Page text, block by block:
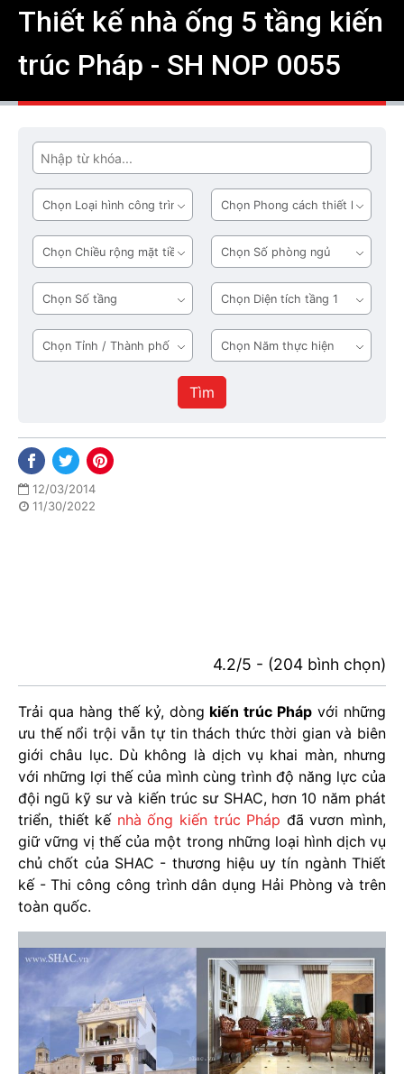
Thiết kế nhà ống 5 tầng kiến
trúc Pháp - SH NOP 0055
Tìm
Loại
hình
công
trình
Phong
cách
thiết
kế
Chiều
rộng
mặt
tiền
Số
phòng
ngủ
Số
tầng
Diện
tích
tầng
1
Tỉnh
/
Năm
thực
hiện
Tìm
12/03/2014
11/30/2022
4.2/5 - (204 bình chọn)
Trải qua hàng thế kỷ, dòng kiến trúc Pháp với những
ưu thế nổi trội vẫn tự tin thách thức thời gian và biên
giới châu lục. Dù không là dịch vụ khai màn, nhưng
với những lợi thế của mình cùng trình độ năng lực của
đội ngũ kỹ sư và kiến trúc sư SHAC, hơn 10 năm phát
triển, thiết kế nhà ống kiến trúc Pháp đã vươn mình,
giữ vững vị thế của một trong những loại hình dịch vụ
chủ chốt của SHAC - thương hiệu uy tín ngành Thiết
kế - Thi công công trình dân dụng Hải Phòng và trên
toàn quốc.